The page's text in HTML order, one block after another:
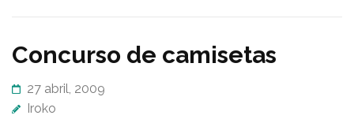
Concurso de camisetas
27 abril, 2009
Iroko